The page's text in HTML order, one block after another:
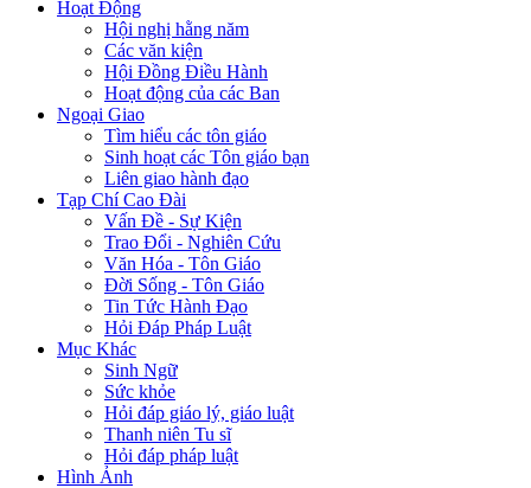
Hoạt Động
Hội nghị hằng năm
Các văn kiện
Hội Đồng Điều Hành
Hoạt động của các Ban
Ngoại Giao
Tìm hiểu các tôn giáo
Sinh hoạt các Tôn giáo bạn
Liên giao hành đạo
Tạp Chí Cao Đài
Vấn Đề - Sự Kiện
Trao Đổi - Nghiên Cứu
Văn Hóa - Tôn Giáo
Đời Sống - Tôn Giáo
Tin Tức Hành Đạo
Hỏi Đáp Pháp Luật
Mục Khác
Sinh Ngữ
Sức khỏe
Hỏi đáp giáo lý, giáo luật
Thanh niên Tu sĩ
Hỏi đáp pháp luật
Hình Ảnh